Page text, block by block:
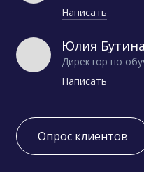
Написать
Юлия Бутина
Директор по
Написать
Опрос клиентов